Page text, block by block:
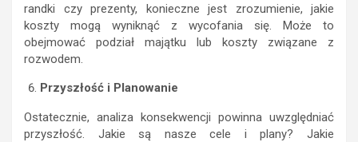
randki czy prezenty, konieczne jest zrozumienie, jakie
koszty mogą wyniknąć z wycofania się. Może to
obejmować podział majątku lub koszty związane z
rozwodem.
Przyszłość i Planowanie
Ostatecznie, analiza konsekwencji powinna uwzględniać
przyszłość. Jakie są nasze cele i plany? Jakie